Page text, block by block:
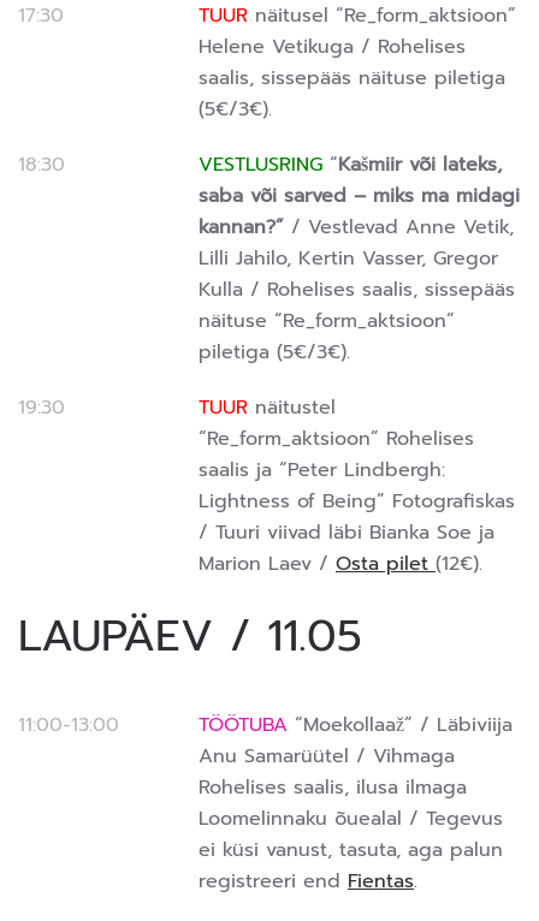
17:30 TUUR näitusel “Re_form_aktsioon”
Helene Vetikuga / Rohelises
saalis, sissepääs näituse piletiga
(5€/3€).
18:30
VESTLUSRING “Kašmiir või lateks,
saba või sarved – miks ma midagi
kannan?” / Vestlevad Anne Vetik,
Lilli Jahilo, Kertin Vasser, Gregor
Kulla / Rohelises saalis, sissepääs
näituse “Re_form_aktsioon”
piletiga (5€/3€).
19:30
TUUR näitustel
“Re_form_aktsioon” Rohelises
saalis ja “Peter Lindbergh:
Lightness of Being” Fotografiskas
/ Tuuri viivad läbi Bianka Soe ja
Marion Laev / Osta pilet(12€).
LAUPÄEV / 11.05
11:00-13:00 TÖÖTUBA “Moekollaaž” / Läbiviija
Anu Samarüütel / Vihmaga
Rohelises saalis, ilusa ilmaga
Loomelinnaku õuealal / Tegevus
ei küsi vanust, tasuta, aga palun
registreeri end Fientas.